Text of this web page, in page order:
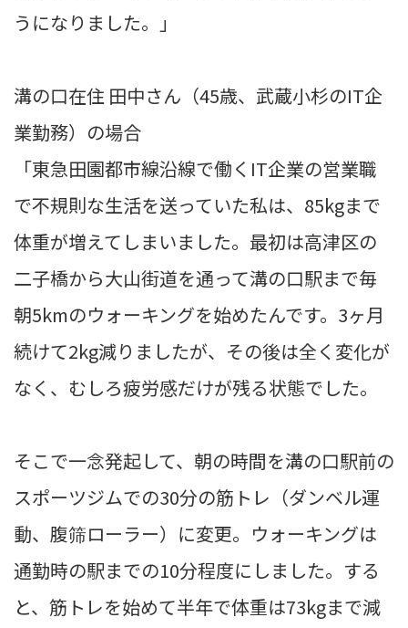
うになりました。」
溝の口在住 田中さん（45歳、武蔵小杉のIT企
業勤務）の場合
「東急田園都市線沿線で働くIT企業の営業職
で不規則な生活を送っていた私は、85kgまで
体重が増えてしまいました。最初は高津区の
二子橋から大山街道を通って溝の口駅まで毎
朝5kmのウォーキングを始めたんです。3ヶ月
続けて2kg減りましたが、その後は全く変化が
なく、むしろ疲労感だけが残る状態でした。
そこで一念発起して、朝の時間を溝の口駅前の
スポーツジムでの30分の筋トレ（ダンベル運
動、腹筛ローラー）に変更。ウォーキングは
通勤時の駅までの10分程度にしました。する
と、筋トレを始めて半年で体重は73kgまで減